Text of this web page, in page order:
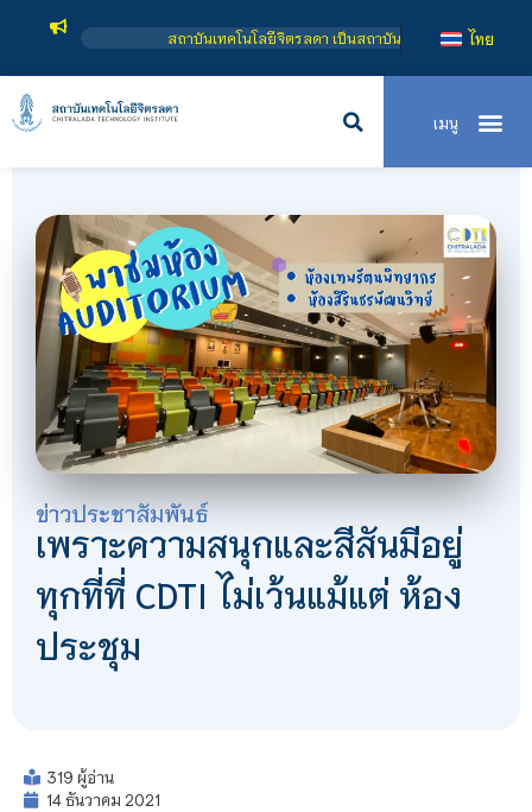
สถาบันเทคโนโลยีจิตรลดา เป็นสถาบันอุดมศึกษาในกำกับของรัฐ เปิดหลักสู
ไทย
ข่าวประชาสัมพันธ์
เพราะความสนุกและสีสันมีอยู่
ทุกที่ที่ CDTI ไม่เว้นแม้แต่ ห้อง
ประชุม
319 ผู้อ่าน
14 ธันวาคม 2021